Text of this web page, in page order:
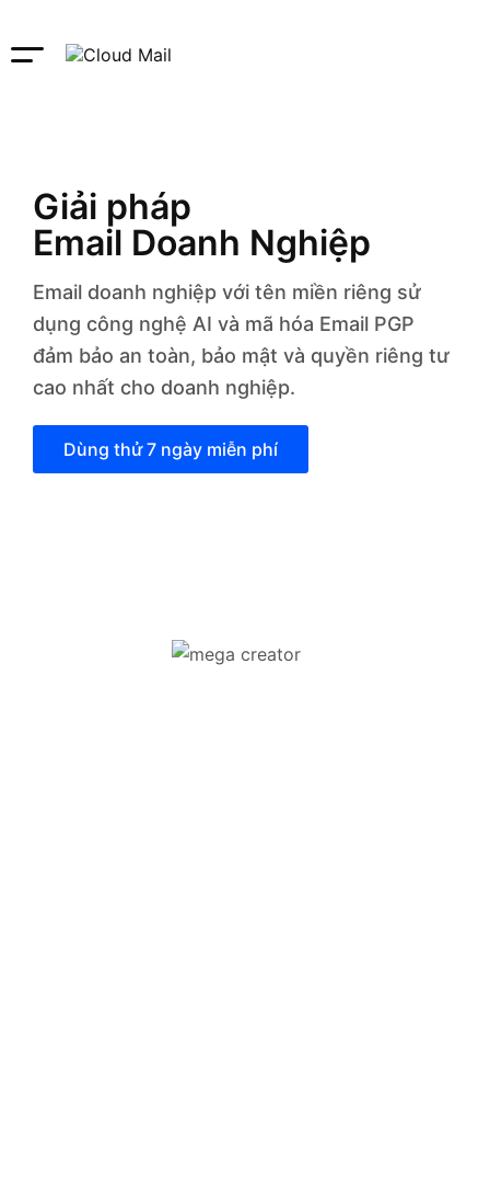
Giải pháp
Email Doanh Nghiệp
Email doanh nghiệp với tên miền riêng sử
dụng công nghệ AI và mã hóa Email PGP
đảm bảo an toàn, bảo mật và quyền riêng tư
cao nhất cho doanh nghiệp.
Dùng thử 7 ngày miễn phí